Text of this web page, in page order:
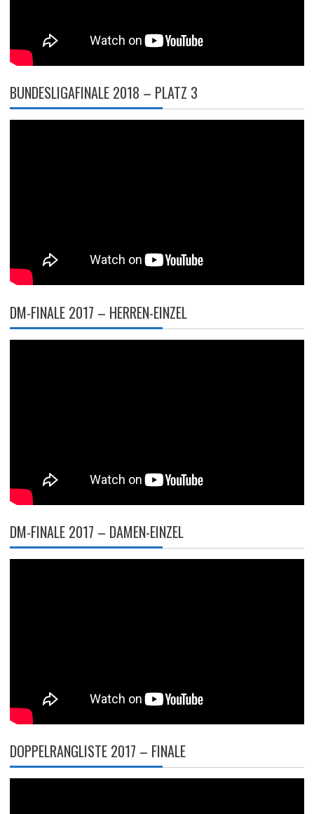
BUNDESLIGAFINALE 2018 – PLATZ 3
DM-FINALE 2017 – HERREN-EINZEL
DM-FINALE 2017 – DAMEN-EINZEL
DOPPELRANGLISTE 2017 – FINALE